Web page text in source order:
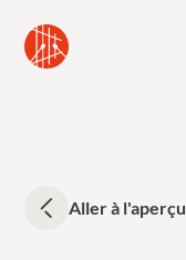
Aller à l'aperçu